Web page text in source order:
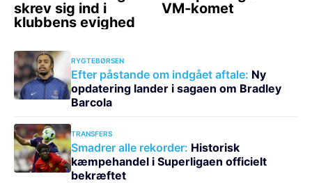
RYGTEBØRSEN
Efter påstande om indgået aftale: Ny
opdatering lander i sagaen om Bradley
Barcola
TRANSFERS
Smadrer alle rekorder: Historisk
kæmpehandel i Superligaen officielt
bekræftet